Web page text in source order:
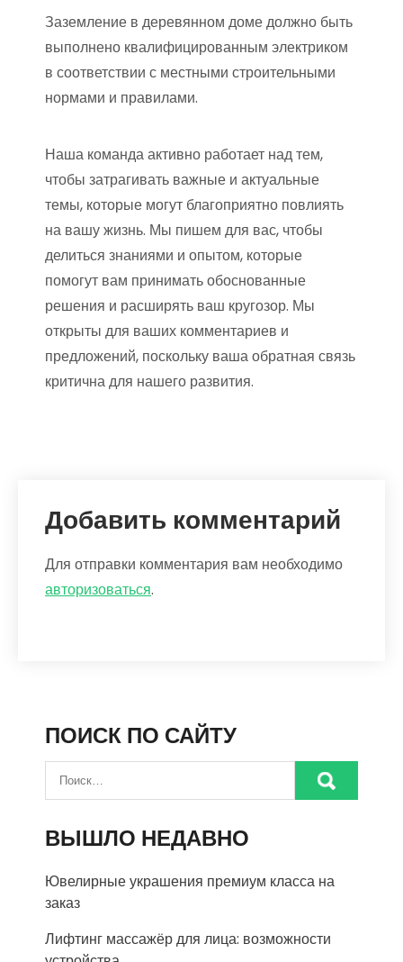
Заземление в деревянном доме должно быть
выполнено квалифицированным электриком
в соответствии с местными строительными
нормами и правилами.
Наша команда активно работает над тем,
чтобы затрагивать важные и актуальные
темы, которые могут благоприятно повлиять
на вашу жизнь. Мы пишем для вас, чтобы
делиться знаниями и опытом, которые
помогут вам принимать обоснованные
решения и расширять ваш кругозор. Мы
открыты для ваших комментариев и
предложений, поскольку ваша обратная связь
критична для нашего развития.
Добавить комментарий
Для отправки комментария вам необходимо
авторизоваться.
ПОИСК ПО САЙТУ
ВЫШЛО НЕДАВНО
Ювелирные украшения премиум класса на
заказ
Лифтинг массажёр для лица: возможности